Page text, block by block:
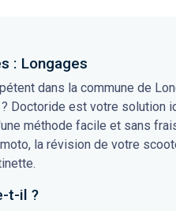
: Longages
dans la commune de
Doctoride est votre solution
méthode facile et sans
la révision de votre
t-il ?